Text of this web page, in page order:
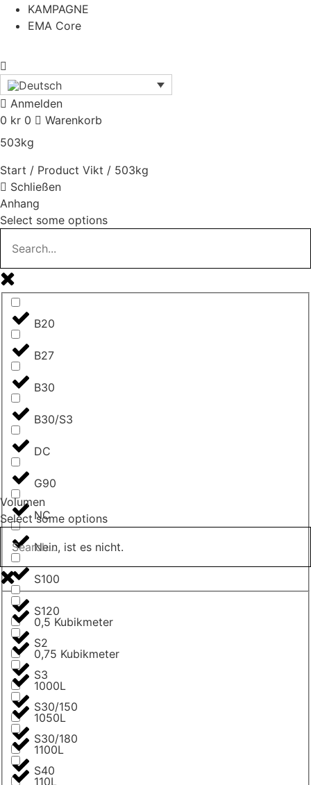
KAMPAGNE
EMA Core
Anmelden
0 kr 0
Warenkorb
503kg
Start / Product Vikt / 503kg
Schließen
Anhang
Select some options
B20
B27
B30
B30/S3
DC
G90
NC
Nein, ist es nicht.
S100
S120
S2
S3
S30/150
S30/180
S40
Volumen
Select some options
0,5 Kubikmeter
0,75 Kubikmeter
1000L
1050L
1100L
110L